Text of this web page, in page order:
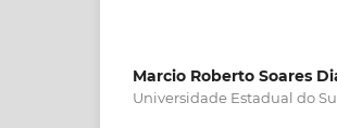
Marcio Roberto Soares
Universidade Estadual do